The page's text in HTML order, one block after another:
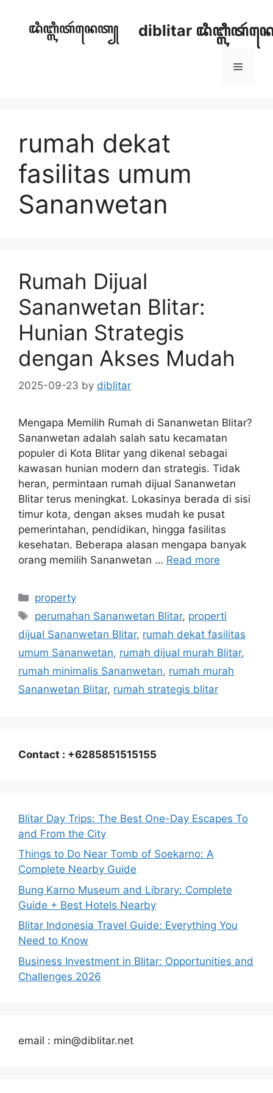
content
diblitar
Menu
rumah dekat
fasilitas umum
Sananwetan
Rumah Dijual
Sananwetan Blitar:
Hunian Strategis
dengan Akses Mudah
2025-09-23 by diblitar
Mengapa Memilih Rumah di Sananwetan Blitar?
Sananwetan adalah salah satu kecamatan
populer di Kota Blitar yang dikenal sebagai
kawasan hunian modern dan strategis. Tidak
heran, permintaan rumah dijual Sananwetan
Blitar terus meningkat. Lokasinya berada di sisi
timur kota, dengan akses mudah ke pusat
pemerintahan, pendidikan, hingga fasilitas
kesehatan. Beberapa alasan mengapa banyak
orang memilih Sananwetan … Read more
Categories
property
Tags
perumahan Sananwetan Blitar, properti
dijual Sananwetan Blitar, rumah dekat fasilitas
umum Sananwetan, rumah dijual murah Blitar,
rumah minimalis Sananwetan, rumah murah
Sananwetan Blitar, rumah strategis blitar
Contact : +6285851515155
Blitar Day Trips: The Best One-Day Escapes To
and From the City
Things to Do Near Tomb of Soekarno: A
Complete Nearby Guide
Bung Karno Museum and Library: Complete
Guide + Best Hotels Nearby
Blitar Indonesia Travel Guide: Everything You
Need to Know
Business Investment in Blitar: Opportunities and
Challenges 2026
email : min@diblitar.net